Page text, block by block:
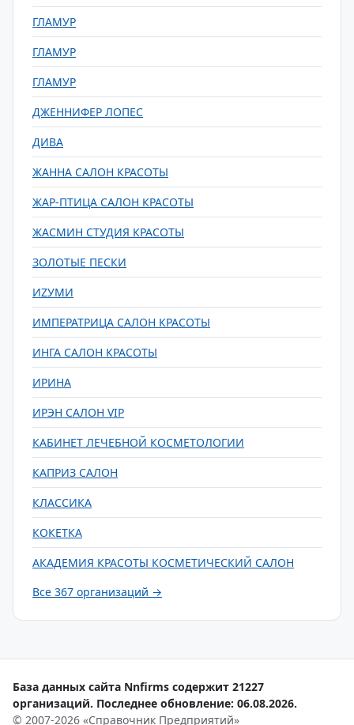
ГЛАМУР
ГЛАМУР
ГЛАМУР
ДЖЕННИФЕР ЛОПЕС
ДИВА
ЖАННА САЛОН КРАСОТЫ
ЖАР-ПТИЦА САЛОН КРАСОТЫ
ЖАСМИН СТУДИЯ КРАСОТЫ
ЗОЛОТЫЕ ПЕСКИ
ИZУМИ
ИМПЕРАТРИЦА САЛОН КРАСОТЫ
ИНГА САЛОН КРАСОТЫ
ИРИНА
ИРЭН САЛОН VIP
КАБИНЕТ ЛЕЧЕБНОЙ КОСМЕТОЛОГИИ
КАПРИЗ САЛОН
КЛАССИКА
КОКЕТКА
АКАДЕМИЯ КРАСОТЫ КОСМЕТИЧЕСКИЙ САЛОН
Все 367 организаций →
База данных сайта Nnfirms содержит 21227
организаций. Последнее обновление: 06.08.2026.
© 2007-2026 «Справочник Предприятий»